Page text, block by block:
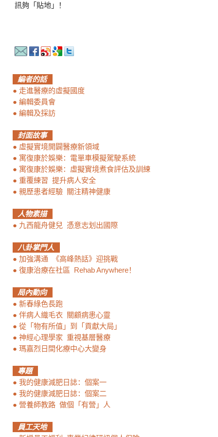
訊夠「貼地」！
編者的話
● 走進醫療的虛擬國度
● 編輯委員會
● 編輯及採訪
封面故事
● 虛擬實境開闢醫療新領域
● 寓復康於娛樂：電單車模擬駕駛系統
● 寓復康於娛樂：虛擬實境煮食評估及訓練
● 重覆練習 提升病人安全
● 親歷患者經驗 關注精神健康
人物素描
● 九西龍舟健兒 憑意志划出國際
八卦掌門人
● 加強溝通 《高峰熱話》迎挑戰
● 復康治療在社區 Rehab Anywhere！
局內動向
● 新春綠色長跑
● 伴病人織毛衣 關顧病患心靈
● 從「物有所值」到「貢獻大局」
● 神經心理學家 重視基層醫療
● 瑪嘉烈日間化療中心大變身
專題
● 我的健康減肥日誌：個案一
● 我的健康減肥日誌：個案二
● 營養師教路 做個「有營」人
員工天地